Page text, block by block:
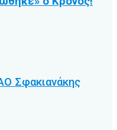
Σφακιανάκης